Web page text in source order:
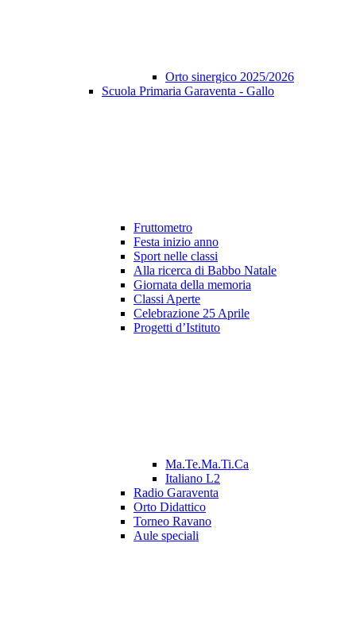
Orto sinergico 2025/2026
Scuola Primaria Garaventa - Gallo
Fruttometro
Festa inizio anno
Sport nelle classi
Alla ricerca di Babbo Natale
Giornata della memoria
Classi Aperte
Celebrazione 25 Aprile
Progetti d’Istituto
Ma.Te.Ma.Ti.Ca
Italiano L2
Radio Garaventa
Orto Didattico
Torneo Ravano
Aule speciali